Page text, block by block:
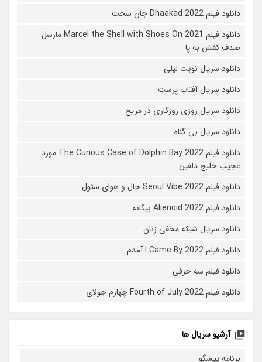
دانلود فیلم Dhaakad 2022 جان سخت
دانلود فیلم Marcel the Shell with Shoes On 2021 مارسل
صدف کفش به پا
دانلود سریال نوبت لیلی
دانلود سریال آفتاب پرست
دانلود سریال روزی روزگاری در مریخ
دانلود سریال بی گناه
دانلود فیلم The Curious Case of Dolphin Bay 2022 مورد
عجیب خلیج دلفین
دانلود فیلم Seoul Vibe 2022 حال و هوای سئول
دانلود فیلم Alienoid 2022 بیگانه
دانلود سریال شبکه مخفی زنان
دانلود فیلم I Came By 2022 آمدم
دانلود فیلم سه حرفی
دانلود فیلم Fourth of July 2022 چهارم جولای
آرشیو سریال ها
برنامه پیشگو